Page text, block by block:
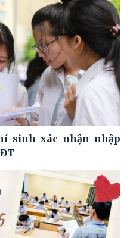
sinh xác nhận nhập